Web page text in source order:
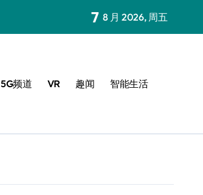
7 8 月 2026, 周五
5G频道 VR 趣闻 智能生活